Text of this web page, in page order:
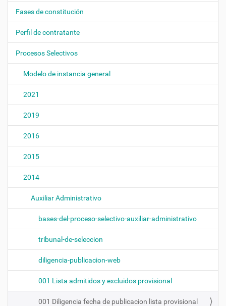
c
i
ó
n
Fases de constitución
Perfil de contratante
Procesos Selectivos
Modelo de instancia general
2021
2019
2016
2015
2014
Auxiliar Administrativo
bases-del-proceso-selectivo-auxiliar-administrativo
tribunal-de-seleccion
diligencia-publicacion-web
001 Lista admitidos y excluidos provisional
001 Diligencia fecha de publicacion lista provisional